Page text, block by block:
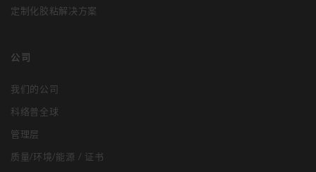
定制化胶粘解决方案
公司
我们的公司
科络普全球
管理层
质量/环境/能源 / 证书